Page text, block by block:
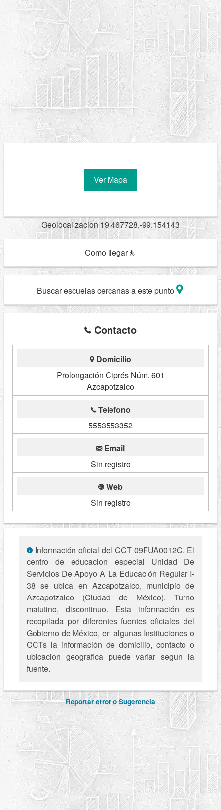
Ver Mapa
Geolocalizacion 19.467728,-99.154143
Como llegar
Buscar escuelas cercanas a este punto
Contacto
Domicilio
Prolongación Ciprés Núm. 601
Azcapotzalco
Telefono
5553553352
Email
Sin registro
Web
Sin registro
Información oficial del CCT 09FUA0012C. El
centro de educacion especial Unidad De
Servicios De Apoyo A La Educación Regular I-
38 se ubica en Azcapotzalco, municipio de
Azcapotzalco (Ciudad de México). Turno
matutino, discontinuo. Esta información es
recopilada por diferentes fuentes oficiales del
Gobierno de México, en algunas Instituciones o
CCTs la información de domicilio, contacto o
ubicacion geografica puede variar segun la
fuente.
Reportar error o Sugerencia